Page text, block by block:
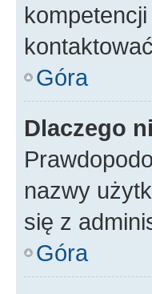
Góra
Dlaczego
nazwy
się z
Góra